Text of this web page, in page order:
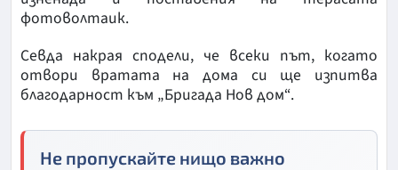
фотоволтаик.
Севда накрая сподели, че всеки път, когато
отвори вратата на дома си ще изпитва
благодарност към „Бригада Нов дом“.
Не пропускайте нищо важно